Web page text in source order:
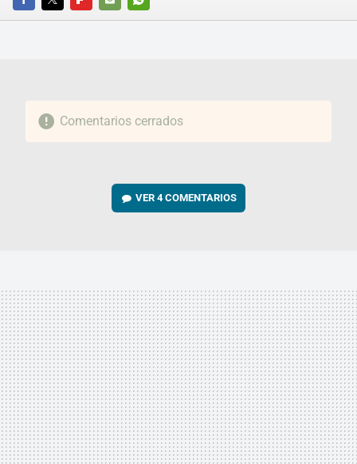
FACEBOOKTWITTERFLIPBOARD
E-
WHATSAPP
Comentarios cerrados
VER4 COMENTARIOS